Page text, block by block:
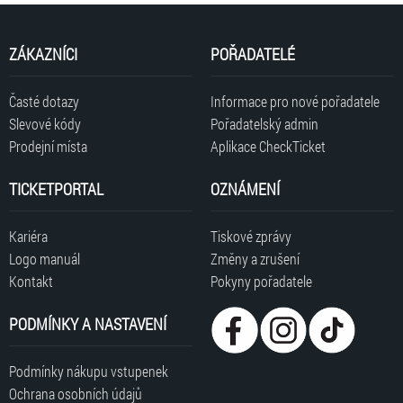
ZÁKAZNÍCI
Časté dotazy
Slevové kódy
Prodejní místa
POŘADATELÉ
Informace pro nové pořadatele
Pořadatelský admin
Aplikace CheckTicket
TICKETPORTAL
Kariéra
Logo manuál
Kontakt
OZNÁMENÍ
Tiskové zprávy
Změny a zrušení
Pokyny pořadatele
PODMÍNKY A NASTAVENÍ
Podmínky nákupu vstupenek
Ochrana osobních údajů